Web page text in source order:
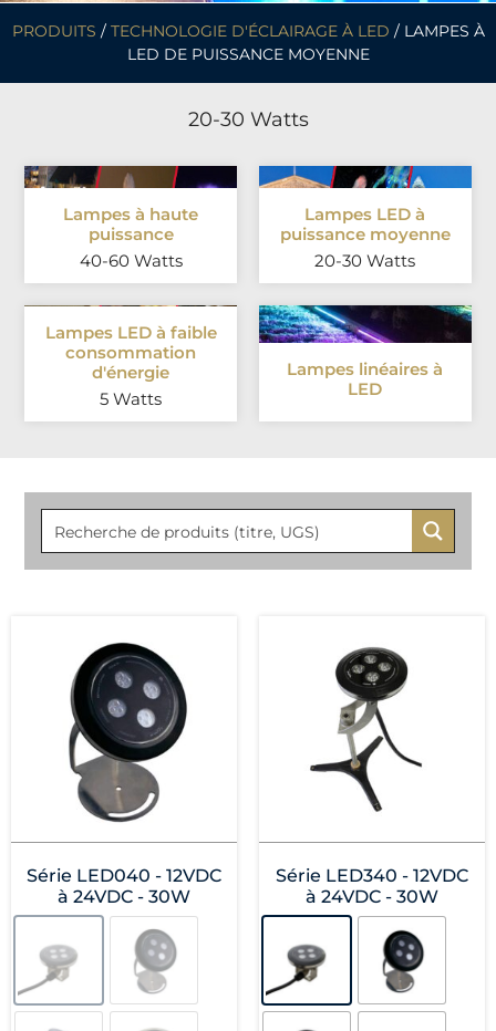
PRODUITS / TECHNOLOGIE D'ÉCLAIRAGE À LED / LAMPES À
LED DE PUISSANCE MOYENNE
20-30 Watts
Lampes à haute
puissance
40-60 Watts
Lampes LED à
puissance moyenne
20-30 Watts
Lampes LED à faible
consommation
d'énergie
5 Watts
Lampes linéaires à
LED
Série LED040 - 12VDC
à 24VDC - 30W
Série LED340 - 12VDC
à 24VDC - 30W